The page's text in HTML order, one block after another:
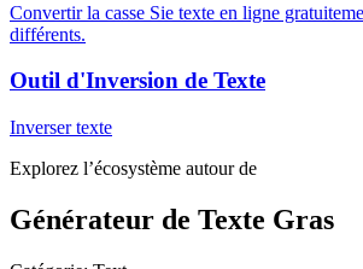
Convertir la casse Sie texte en ligne
différents.
Outil d'Inversion de Texte
Inverser texte
Explorez l’écosystème autour de
Générateur de Texte Gras